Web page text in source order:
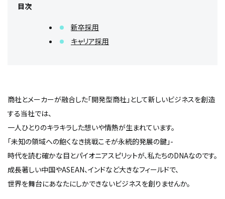
目次
新卒採用
キャリア採用
商社とメーカーが融合した「開発型商社」として新しいビジネスを創造
する当社では、
一人ひとりのキラキラした想いや情熱が生まれています。
「未知の領域への飽くなき挑戦こそが永続的発展の鍵」-
時代を読む確かな目とパイオニアスピリットが、私たちのDNAなのです。
成長著しい中国やASEAN、インドなど大きなフィールドで、
世界を舞台にあなたにしかできないビジネスを創りませんか。